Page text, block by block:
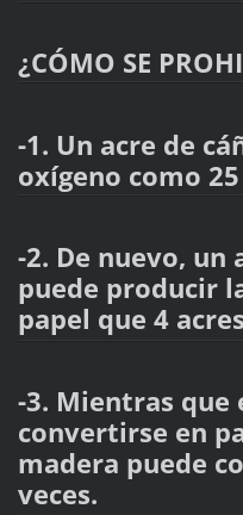
¿CÓMO SE
-1. Un acre de
oxígeno como
-2. De nuevo, un
puede producir
papel que 4
-3. Mientras que
convertirse en
madera puede
veces.